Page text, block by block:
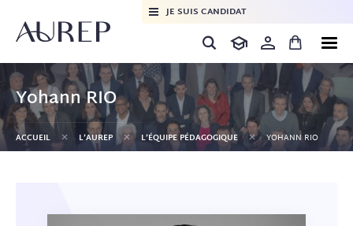
JE SUIS CANDIDAT
Yohann RIO
ACCUEIL+ L’AUREP + L’ÉQUIPE PÉDAGOGIQUE+YOHANN RIO